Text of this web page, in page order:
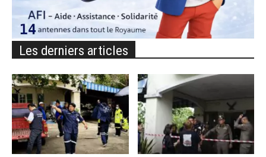
Les derniers articles